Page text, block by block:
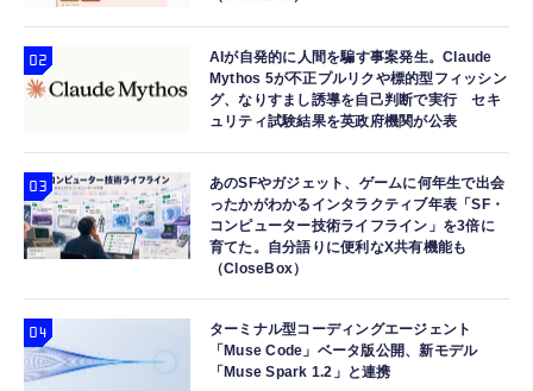
AIが自発的に人間を騙す事案発生。Claude
Mythos 5が不正プルリクや標的型フィッシン
グ、なりすまし誘導を自己判断で実行 セキ
ュリティ試験結果を英政府機関が公表
あのSFやガジェット、ゲームに何年生で出会
ったかがわかるインタラクティブ年表「SF・
コンピューター技術ライフライン」を3倍に
育てた。自分語りに便利なX共有機能も
（CloseBox）
ターミナル型コーディングエージェント
「Muse Code」ベータ版公開、新モデル
「Muse Spark 1.2」と連携